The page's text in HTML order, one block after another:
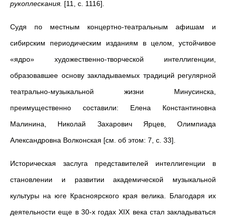
рукоплескания. [11, с. 1116].
Судя по местным концертно-театральным афишам и
сибирским периодическим изданиям в целом, устойчивое
«ядро» художественно-творческой интеллигенции,
образовавшее основу закладываемых традиций регулярной
театрально-музыкальной жизни Минусинска,
преимущественно составили: Елена Константиновна
Малинина, Николай Захарович Ярцев, Олимпиада
Александровна Волконская [см. об этом: 7, с. 33].
Историческая заслуга представителей интеллигенции в
становлении и развитии академической музыкальной
культуры на юге Красноярского края велика. Благодаря их
деятельности еще в 30-х годах XIX века стал закладываться